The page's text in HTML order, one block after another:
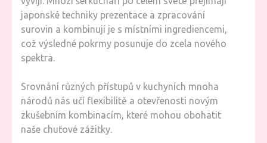
japonské techniky prezentace a zpracování
surovin a kombinují je s místními ingrediencemi,
což výsledné pokrmy posunuje do zcela nového
spektra.
Srovnání různých přístupů v kuchyních mnoha
národů nás učí flexibilitě a otevřenosti novým
zkušebním kombinacím, které mohou obohatit
naše chuťové zážitky.